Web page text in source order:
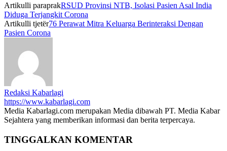
Artikulli paraprakRSUD Provinsi NTB, Isolasi Pasien Asal India
Diduga Terjangkit Corona
Artikulli tjetër76 Perawat Mitra Keluarga Berinteraksi Dengan
Pasien Corona
Redaksi Kabarlagi
https://www.kabarlagi.com
Media Kabarlagi.com merupakan Media dibawah PT. Media Kabar
Sejahtera yang memberikan informasi dan berita terpercaya.
TINGGALKAN KOMENTAR